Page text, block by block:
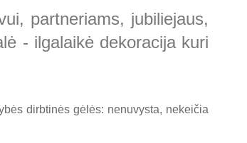
partneriams, jubiliejaus,
- ilgalaikė dekoracija kuri
dirbtinės gėlės: nenuvysta, nekeičia